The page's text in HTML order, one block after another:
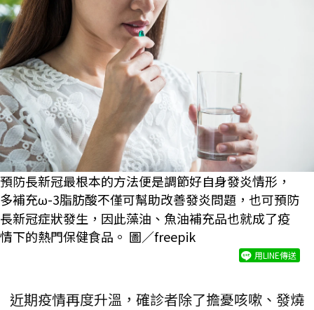
預防長新冠最根本的方法便是調節好自身發炎情形，
多補充ω-3脂肪酸不僅可幫助改善發炎問題，也可預防
長新冠症狀發生，因此藻油、魚油補充品也就成了疫
情下的熱門保健食品。 圖／freepik
用LINE傳送
近期疫情再度升溫，確診者除了擔憂咳嗽、發燒